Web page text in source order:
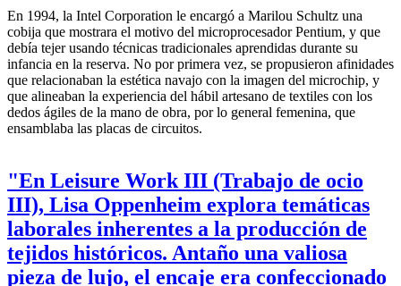
habían
sido
influyentes
en
la
cu
identidad
tangibles
cobren
una
significancia
psíquica
mayor.
Ese
es
que
cumplen
los
textiles
para
Igshaan
Adams,
1994,
la
Intel
Corporation
le
encargó
a
Marilou
cobija
que
mostrara
el
motivo
del
microprocesador
En 1994, la Intel Corporation le encargó a Marilou Schultz una
cobija que mostrara el motivo del microprocesador Pentium, y que
debía tejer usando técnicas tradicionales aprendidas durante su
infancia en la reserva. No por primera vez, se propusieron afinidades
que relacionaban la estética navajo con la imagen del microchip, y
que alineaban la experiencia del hábil artesano de textiles con los
dedos ágiles de la mano de obra, por lo general femenina, que
ensamblaba las placas de circuitos.
"En Leisure Work III (Trabajo de ocio
III), Lisa Oppenheim explora temáticas
laborales inherentes a la producción de
tejidos históricos. Antaño una valiosa
pieza de lujo, el encaje era confeccionado